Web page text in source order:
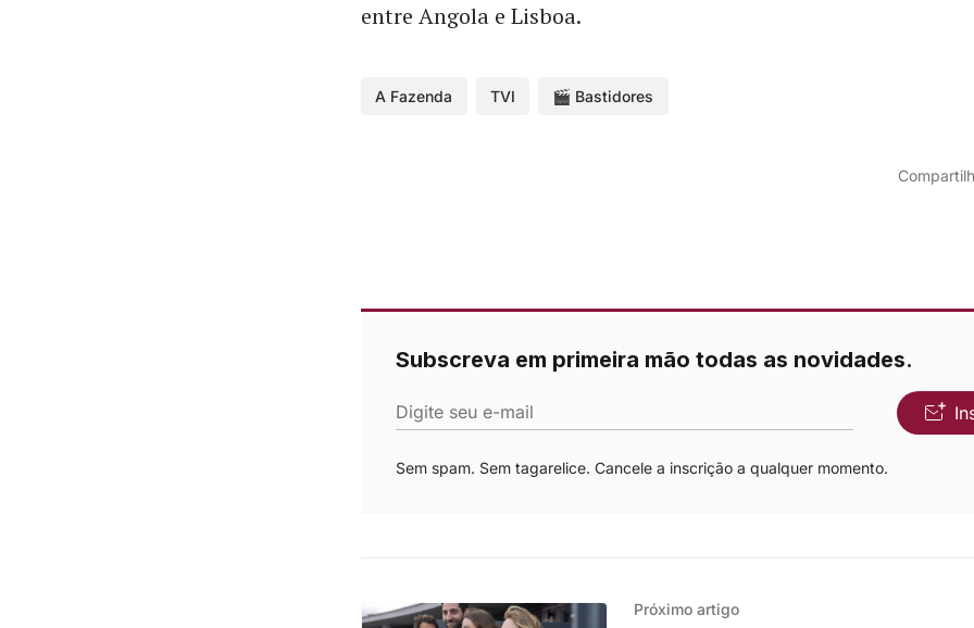
entre Angola e Lisboa.
A Fazenda TVI 🎬 Bastidores
Subscreva em primeira mão todas as novidades.
Digite seu e-mail
Sem spam. Sem tagarelice. Cancele a inscrição a qualquer momento.
Próximo artigo